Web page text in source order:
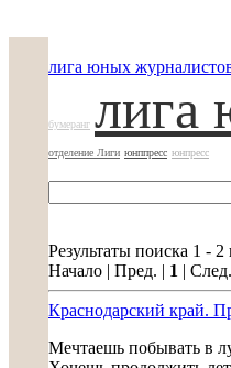
лига юных
бумеранг лига
отделение Лиги юнппресс юнпресс
Результаты поиска 1 - 2
Начало | Пред. | 1 |
Краснодарский край.
Мечтаешь побывать в